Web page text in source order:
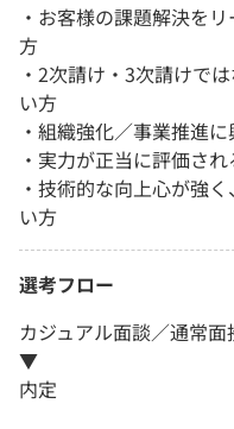
・お客様の課題解決を
方
・2次請け・3次請けで
い方
・組織強化／事業推進
・実力が正当に評価さ
・技術的な向上心が強
い方
選考フロー
カジュアル面談／通常面
▼
内定